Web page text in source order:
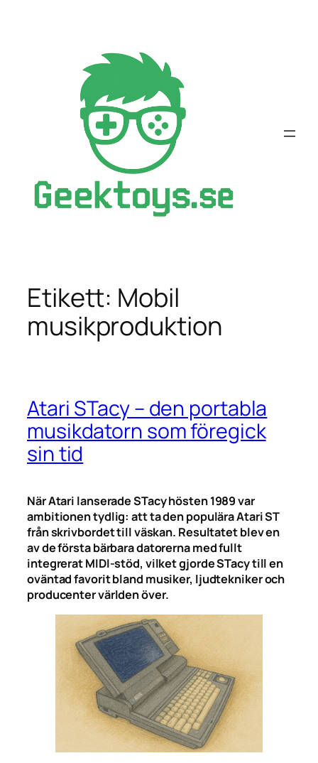
Etikett: Mobil
musikproduktion
Atari STacy – den portabla
musikdatorn som föregick
sin tid
När Atari lanserade STacy hösten 1989 var
ambitionen tydlig: att ta den populära Atari ST
från skrivbordet till väskan. Resultatet blev en
av de första bärbara datorerna med fullt
integrerat MIDI-stöd, vilket gjorde STacy till en
oväntad favorit bland musiker, ljudtekniker och
producenter världen över.